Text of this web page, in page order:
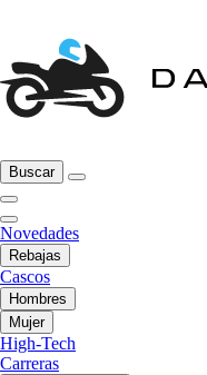
Buscar
Novedades
Rebajas
Cascos
Hombres
Mujer
High-Tech
Carreras